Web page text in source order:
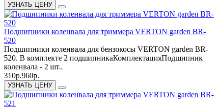
УЗНАТЬ ЦЕНУ
Подшипники коленвала для триммера VERTON garden BR-
520
Подшипники коленвала для бензокосы VERTON garden BR-
520. В комплекте 2 подшипникаКомплектацияПодшипник
коленвала - 2 шт..
310р.960р.
УЗНАТЬ ЦЕНУ